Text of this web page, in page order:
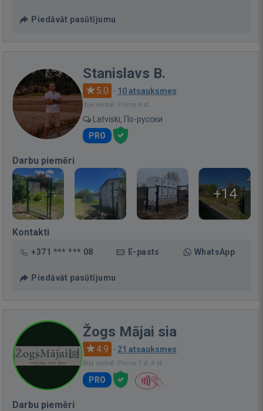
Piedāvāt pasūtījumu
Stanislavs B.
5.0 · 10 atsauksmes
Bija vietnē: Pirms 9 st.
Latviski, По-русски
PRO
Darbu piemēri
+14
Kontakti
+371 *** *** 08 E-pasts WhatsApp
Piedāvāt pasūtījumu
Žogs Mājai sia
4.9 · 21 atsauksmes
Bija vietnē: Pirms 1 d. 4 st.
PRO
Darbu piemēri